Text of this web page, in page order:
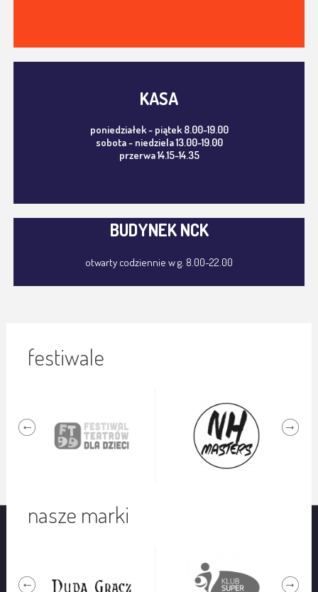
KASA
poniedziałek - piątek 8.00-19.00
sobota - niedziela 13.00-19.00
przerwa 14.15-14.35
BUDYNEK NCK
otwarty codziennie w g. 8.00-22.00
festiwale
nasze marki